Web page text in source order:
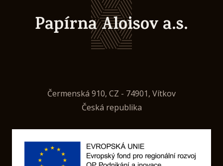
Papírna Aloisov a.s.
Čermenská 910, CZ - 74901, Vítkov
Česká republika